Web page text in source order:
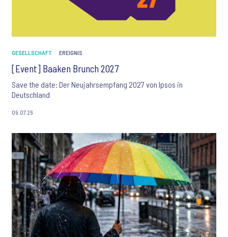
GESELLSCHAFT EREIGNIS
[Event] Baaken Brunch 2027
Save the date: Der Neujahrsempfang 2027 von Ipsos in
Deutschland
09.07.26